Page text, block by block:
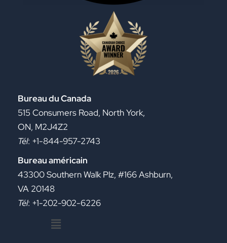
Bureau du Canada
515 Consumers Road, North York,
ON, M2J4Z2
Tél: +1-844-957-2743
Bureau américain
43300 Southern Walk Plz, #166 Ashburn,
VA 20148
Tél: +1-202-902-6226
Menu